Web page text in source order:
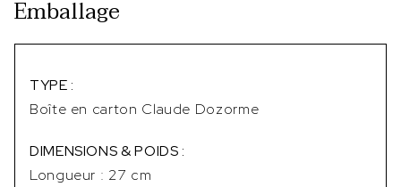
Emballage
TYPE :
Boîte en carton Claude Dozorme
DIMENSIONS & POIDS :
Longueur : 27 cm